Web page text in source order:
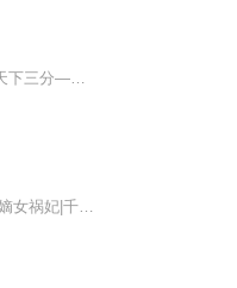
【内容简介】女版《庆余年》，一个武者大宗师和机关师宗师处于巅峰的东方异界。时，大越皇朝覆没，天下三分——西秦、北燕、东鲁。断魂山里的小朋友赵阿囡，机缘巧合下救了西秦元英殿大监赵奚，从此走出深山野谷，踏出女权臣之路的第一步。要把一个痴肥、...
=强烈推荐= 古风重生复仇：君九龄|彭小冉、金瀚主演同名影视剧原著|精品有声剧 古风嫡女复仇：重生之嫡女祸妃|千山茶客多人有声剧|小夜光&云天河 古风爆笑甜宠：王妃，怎么又怀了！|爆笑甜宠|小夜光&云天河领衔多人剧 古风玄幻复仇：乘鸾 | 小夜光&雪月之...